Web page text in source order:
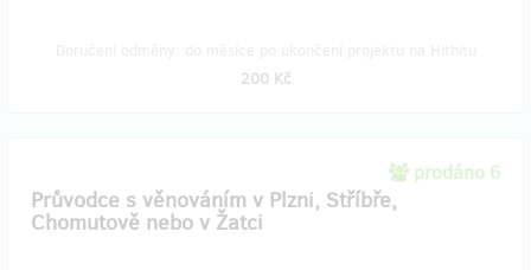
200 Kč
prodáno 6
Průvodce s věnováním v Plzni, Stříbře,
Chomutově nebo v Žatci